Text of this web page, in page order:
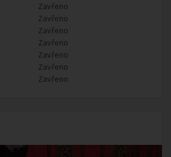
Zavřeno
Zavřeno
Zavřeno
Zavřeno
Zavřeno
Zavřeno
Zavřeno